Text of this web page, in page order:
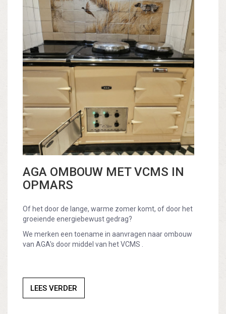
AGA OMBOUW MET VCMS IN
OPMARS
Of het door de lange, warme zomer komt, of door het
groeiende energiebewust gedrag?
We merken een toename in aanvragen naar ombouw
van AGA's door middel van het VCMS .
LEES VERDER